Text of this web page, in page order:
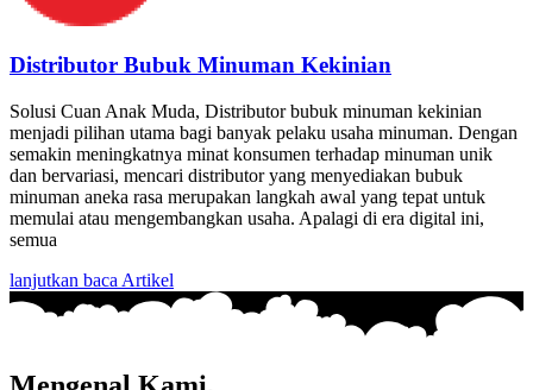
Distributor Bubuk Minuman Kekinian
Solusi Cuan Anak Muda, Distributor bubuk minuman kekinian
menjadi pilihan utama bagi banyak pelaku usaha minuman. Dengan
semakin meningkatnya minat konsumen terhadap minuman unik
dan bervariasi, mencari distributor yang menyediakan bubuk
minuman aneka rasa merupakan langkah awal yang tepat untuk
memulai atau mengembangkan usaha. Apalagi di era digital ini,
semua
lanjutkan baca Artikel